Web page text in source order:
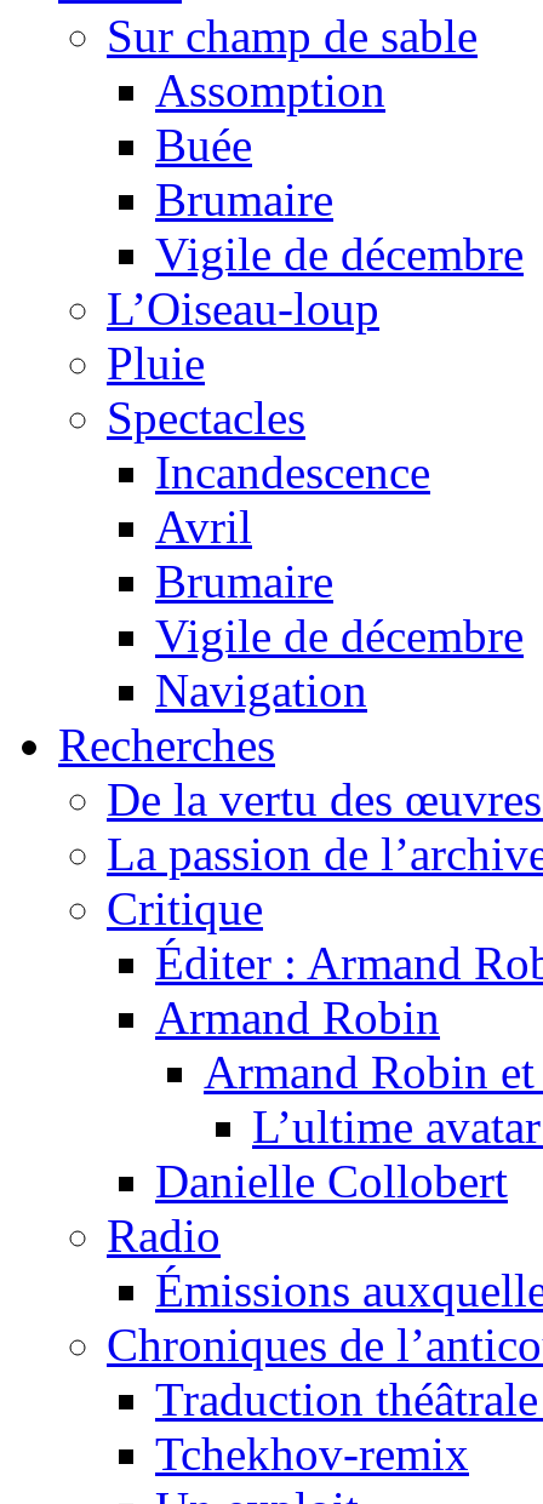
Sur champ de sable
Assomption
Buée
Brumaire
Vigile de décembre
L’Oiseau-loup
Pluie
Spectacles
Incandescence
Avril
Brumaire
Vigile de décembre
Navigation
Recherches
De la vertu des
La passion de
Critique
Éditer : Armand
Armand Robin
Armand Robin
L’ultime
Danielle Collobert
Radio
Émissions
Chroniques de
Traduction
Tchekhov-remix